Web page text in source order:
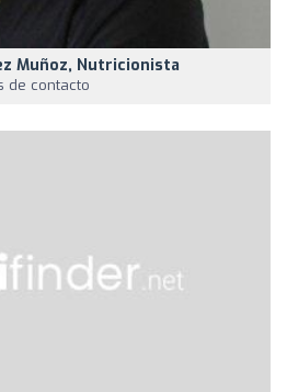
Muñoz, Nutricionista
de contacto